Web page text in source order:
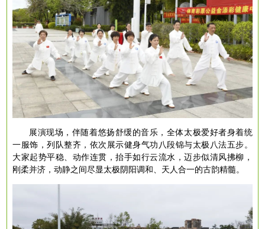
展演现场，伴随着悠扬舒缓的音乐，全体太极爱好者身着统
一服饰，列队整齐，依次展示健身气功八段锦与太极八法五步。
大家起势平稳、动作连贯，抬手如行云流水，迈步似清风拂柳，
刚柔并济，动静之间尽显太极阴阳调和、天人合一的古韵精髓。